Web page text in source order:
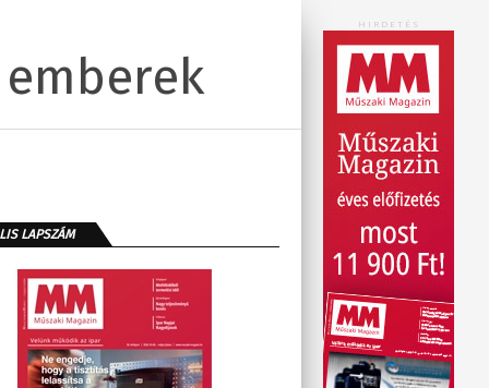
HIRDETÉS
emberek
LAPSZÁM